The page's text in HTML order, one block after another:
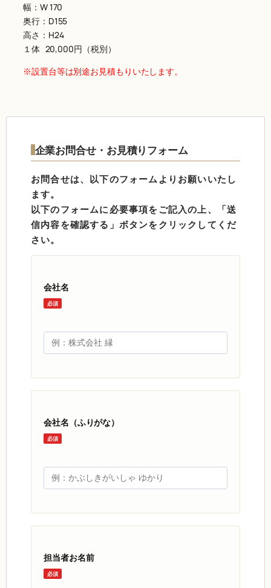
幅：W 170
奥行：D155
高さ：H24
１体 20,000円（税別）
※設置台等は別途お見積もりいたします。
企業お問合せ・お見積りフォーム
お問合せは、以下のフォームよりお願いいたし
ます。
以下のフォームに必要事項をご記入の上、「送
信内容を確認する」ボタンをクリックしてくだ
さい。
会社名
必須
会社名（ふりがな）
必須
担当者お名前
必須